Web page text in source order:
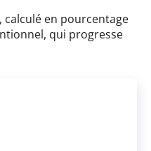
calculé en pourcentage
qui progresse